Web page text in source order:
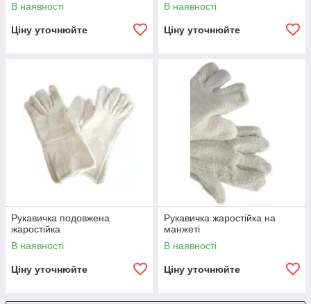
В наявності
Ціну уточнюйте
В наявності
Ціну уточнюйте
Рукавичка подовжена
жаростійка
В наявності
Ціну уточнюйте
Рукавичка жаростійка на
манжеті
В наявності
Ціну уточнюйте